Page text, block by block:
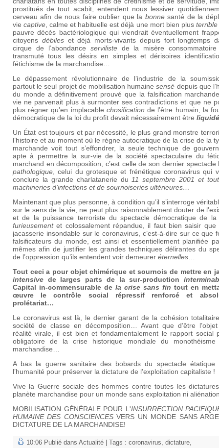
prostitués de tout acabit, entendent nous lessiver
cerveau afin de nous faire oublier que la bonne santé de la
viecaptive, calme et habituelle est déjà une mort bien plus terrible
pauvre décès bactériologique qui viendrait éventuellement
citoyens débileset déjà morts-vivants depuis fort longtemps
cirque de l’abondance serviliste de la misère
transmuté tous les désirs en simples et dérisoires
fétichisme de la marchandise…
Le dépassement révolutionnaire de l’industrie de la
partout le seul projet de mobilisation humainesensé depuis que
du monde a définitivement prouvé que la falsification
vie ne parvenait plus à surmonter ses contradictions et que ne
plus régner qu’en implacable chosification de l’être humain, la
démocratique de la loi du profit devait nécessairement être
Un État est toujours et par nécessité, le plus grand monstre
l’histoire et au moment où le règne autocratique de la crise de la
marchande voit tout s’effondrer, la seule technique de
apte à permettre la sur-vie de la société spectaculaire du
marchand en décomposition, c’est celle de son dernier spectacle
pathologique, celui du grotesque et frénétique coronavirus qui
conclure la grande charlatanerie du11 septembre 2001 et
machineries d’infections et de sournoiseries ultérieures…
Maintenant que plus personne, à condition qu’il s’interroge
sur le sens de la vie, ne peut plus raisonnablement douter de
et de la puissance terroriste du spectacle démocratique de la
furieusementet colossalement répandue, il faut bien saisir que
jacasserie insondable sur le coronavirus, c’est-à-dire sur ce que
falsificateurs du monde, est ainsi et essentiellement planifiée
mêmes afin de justifier les grandes techniques délirantes du
de l’oppression qu’ils entendent voir demeurer éternelles…
Tout ceci a pour objet chimérique et sournois de mettre en
intensive de larges parts de la sur-production
Capital in-commensurable de la crise sans fin tout en
œuvre le contrôle social répressif renforcé et
prolétariat…
Le coronavirus est là, le dernier garant de la cohésion
société de classe en décomposition… Avant que d’être l’objet
réalité virale, il est bien et fondamentalement le rapport social
obligatoire de la crise historique mondiale du
marchandise…
A bas la guerre sanitaire des bobards du spectacle étatique
l’humanité pour préserver la dictature de l’exploitation capitaliste !
Vive la Guerre sociale des hommes contre toutes les
planète marchandise pour un monde sans exploitation ni
MOBILISATION GÉNÉRALE POUR L'INSURRECTION
HUMAINE DES CONSCIENCES VERS UN MONDE SANS
DICTATURE DE LA MARCHANDISE!
10:06 Publié dans Actualité | Tags : coronavirus, dictature,